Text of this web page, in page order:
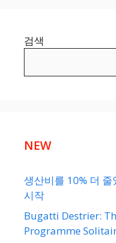
검색
NEW
생산비를 10% 더
시작
Bugatti Destrier:
Programme